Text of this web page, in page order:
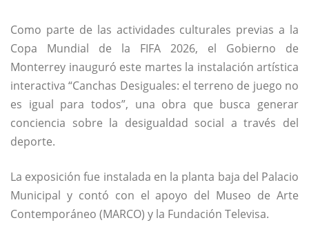
Como parte de las actividades culturales previas a la
Copa Mundial de la FIFA 2026, el Gobierno de
Monterrey inauguró este martes la instalación artística
interactiva “Canchas Desiguales: el terreno de juego no
es igual para todos”, una obra que busca generar
conciencia sobre la desigualdad social a través del
deporte.
La exposición fue instalada en la planta baja del Palacio
Municipal y contó con el apoyo del Museo de Arte
Contemporáneo (MARCO) y la Fundación Televisa.